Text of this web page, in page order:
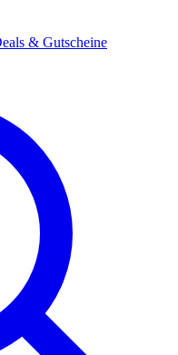
& Gutscheine